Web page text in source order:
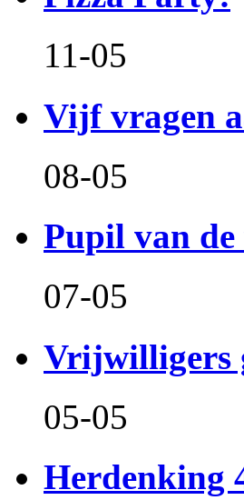
11-05
Vijf vragen
08-05
Pupil van de
07-05
Vrijwilligers
05-05
Herdenking